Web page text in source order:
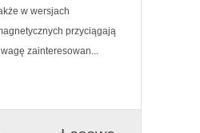
w wersjach
przyciągają
zainteresowan...